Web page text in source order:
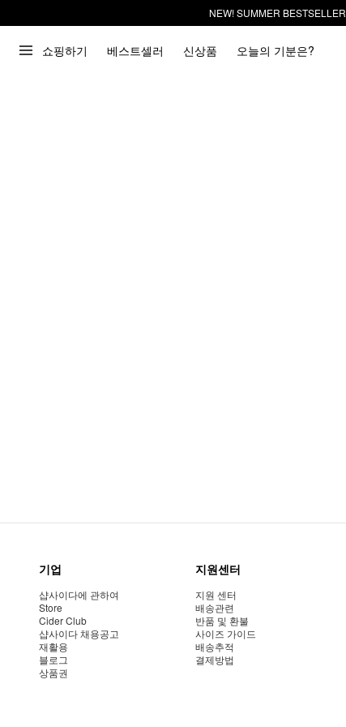
NEW! SUMMER BESTSELLER
쇼핑하기 베스트셀러 신상품 오늘의 기분은?
기업
샵사이다에 관하여
Store
Cider Club
샵사이다 채용공고
재활용
블로그
상품권
지원센터
지원 센터
배송관련
반품 및 환불
사이즈 가이드
배송추적
결제방법